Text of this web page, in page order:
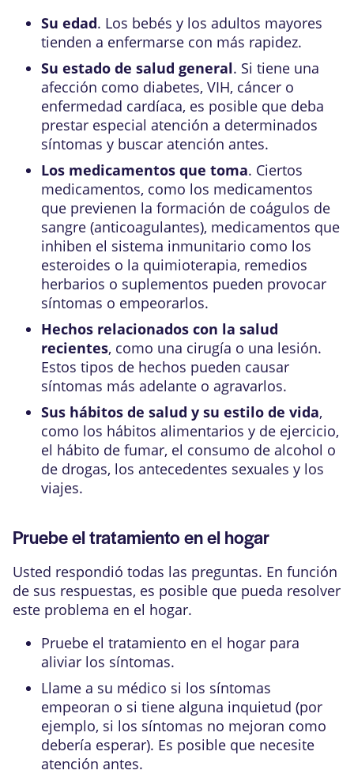
Su edad. Los bebés y los adultos mayores
tienden a enfermarse con más rapidez.
Su estado de salud general. Si tiene una
afección como diabetes, VIH, cáncer o
enfermedad cardíaca, es posible que deba
prestar especial atención a determinados
síntomas y buscar atención antes.
Los medicamentos que toma. Ciertos
medicamentos, como los medicamentos
que previenen la formación de coágulos de
sangre (anticoagulantes), medicamentos que
inhiben el sistema inmunitario como los
esteroides o la quimioterapia, remedios
herbarios o suplementos pueden provocar
síntomas o empeorarlos.
Hechos relacionados con la salud
recientes, como una cirugía o una lesión.
Estos tipos de hechos pueden causar
síntomas más adelante o agravarlos.
Sus hábitos de salud y su estilo de vida,
como los hábitos alimentarios y de ejercicio,
el hábito de fumar, el consumo de alcohol o
de drogas, los antecedentes sexuales y los
viajes.
Pruebe el tratamiento en el hogar
Usted respondió todas las preguntas. En función
de sus respuestas, es posible que pueda resolver
este problema en el hogar.
Pruebe el tratamiento en el hogar para
aliviar los síntomas.
Llame a su médico si los síntomas
empeoran o si tiene alguna inquietud (por
ejemplo, si los síntomas no mejoran como
debería esperar). Es posible que necesite
atención antes.